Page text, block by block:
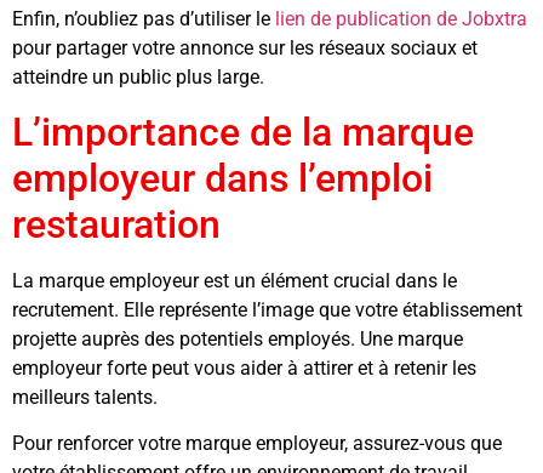
Enfin, n’oubliez pas d’utiliser le lien de publication de Jobxtra
pour partager votre annonce sur les réseaux sociaux et
atteindre un public plus large.
L’importance de la marque
employeur dans l’emploi
restauration
La marque employeur est un élément crucial dans le
recrutement. Elle représente l’image que votre établissement
projette auprès des potentiels employés. Une marque
employeur forte peut vous aider à attirer et à retenir les
meilleurs talents.
Pour renforcer votre marque employeur, assurez-vous que